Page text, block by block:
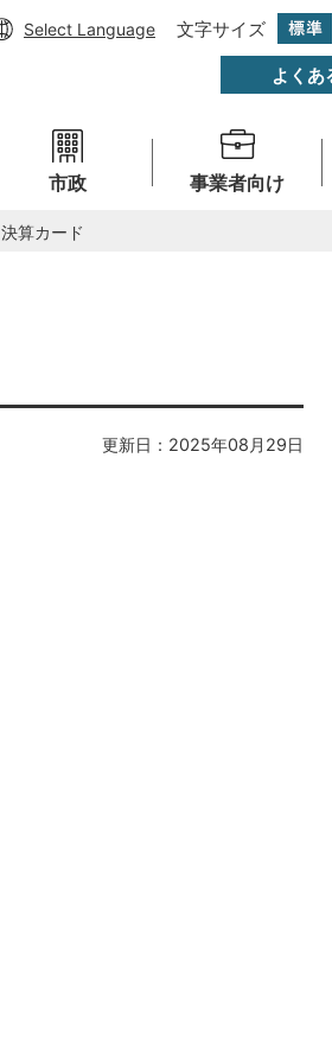
Select Language 文字サイズ
よくあ
市政 事業者向け
決算カード
更新日：2025年08月29日